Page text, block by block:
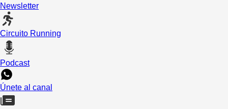
Newsletter
Circuito Running
Podcast
Únete al canal